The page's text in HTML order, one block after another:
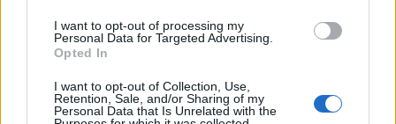
I want to opt-out of processing my
Personal Data for Targeted Advertising.
Opted In
I want to opt-out of Collection, Use,
Retention, Sale, and/or Sharing of my
Personal Data that Is Unrelated with the
Květen 2013: Co si na Ekolistu nepřečtete (pokud si to
sami nenapíšete)
Milé čtenářky a milí čtenáři,